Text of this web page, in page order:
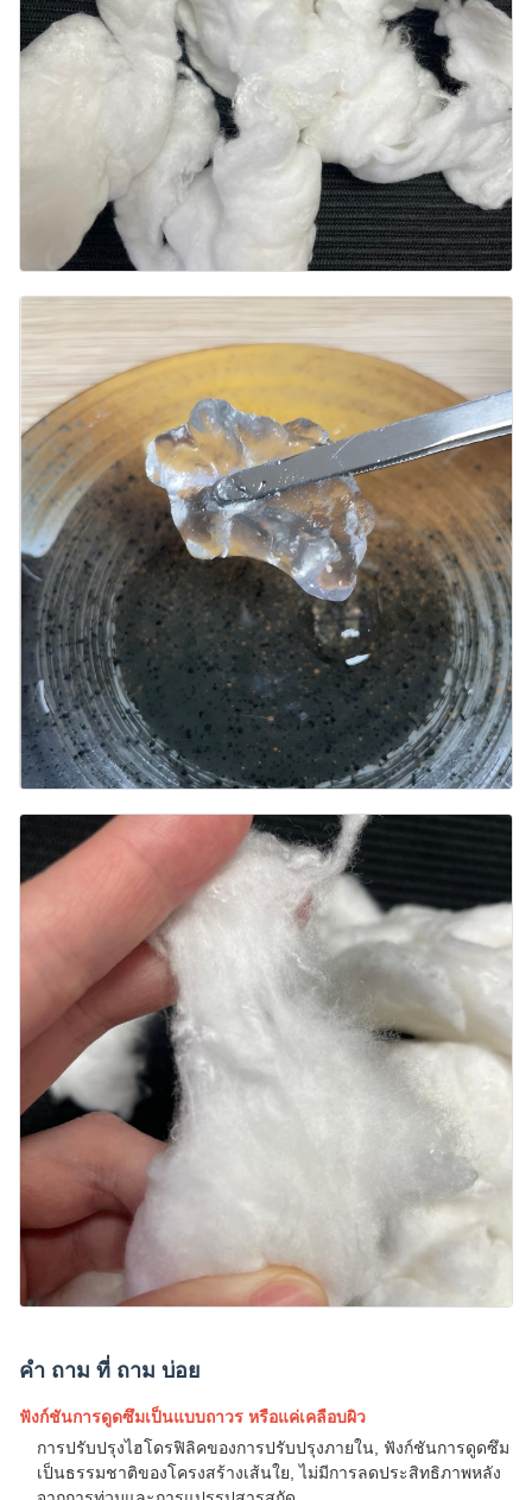
คํา ถาม ที่ ถาม บ่อย
ฟังก์ชันการดูดซึมเป็นแบบถาวร หรือแค่เคลือบผิว
การปรับปรุงไฮโดรฟิลิคของการปรับปรุงภายใน, ฟังก์ชันการดูดซึม
เป็นธรรมชาติของโครงสร้างเส้นใย, ไม่มีการลดประสิทธิภาพหลัง